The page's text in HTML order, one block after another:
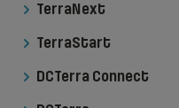
TerraNext
TerraStart
DCTerra Connect